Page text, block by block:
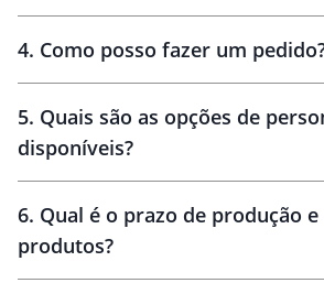
personalização
4. Como posso fazer um
amostra virtual
5. Quais são as opções de
disponíveis?
6. Qual é o prazo de produção
produtos?